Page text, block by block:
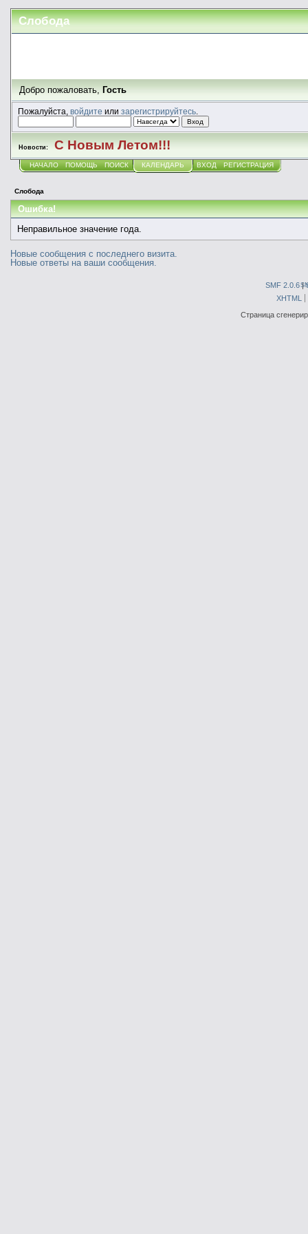
Слобода
Добро пожаловать,Гость
Пожалуйста, войдите или зарегистрируйтесь.
Новости: С Новым Летом!!!
НАЧАЛО ПОМОЩЬ ПОИСК КАЛЕНДАРЬ ВХОД РЕГИСТРАЦИЯ
Слобода
Ошибка!
Неправильное значение года.
Новые сообщения с последнего визита.
Новые ответы на ваши сообщения.
SMF 2.0.6|
XHTML
Страница